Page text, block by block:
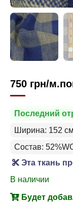
750 грн/
Последний
Ширина: 152 см
Состав:
Эта ткань
В наличии
Будет